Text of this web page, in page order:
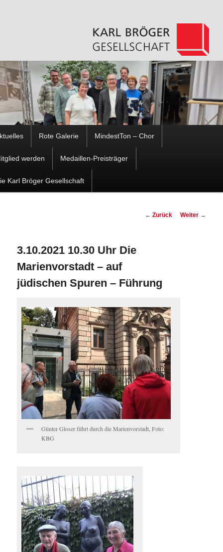
Zum
wechseln
Zum
Inhalt
Rote Galerie MindestTon – Chor
werden Medaillen-Preisträger
Karl Bröger Gesellschaft
Beitragsnavigation
← Zurück Weiter →
3.10.2021 10.30 Uhr Die
Marienvorstadt – auf
jüdischen Spuren – Führung
Günter Gloser führt durch die Marienvorstadt, Foto:
KBG